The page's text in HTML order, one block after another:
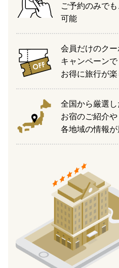
ご予約のみで
可能
会員だけのク
キャンペーンで
お得に旅行が
全国から厳選し
お宿のご紹介や
各地域の情報が